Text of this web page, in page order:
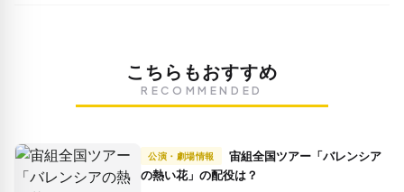
こちらもおすすめ
RECOMMENDED
公演・劇場情報
の熱い花」の配役は？